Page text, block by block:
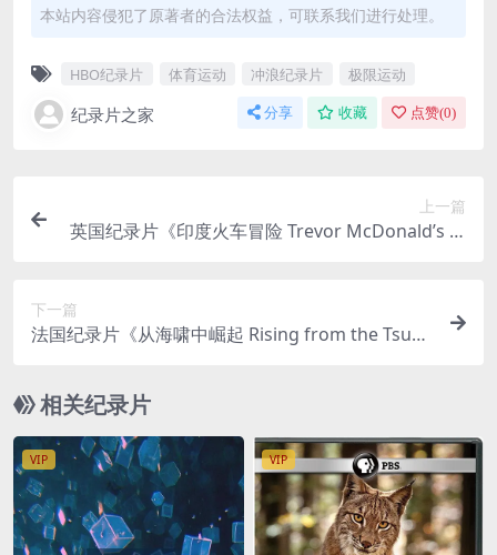
本站内容侵犯了原著者的合法权益，可联系我们进行处理。
HBO纪录片 体育运动 冲浪纪录片 极限运动
纪录片之家 分享 收藏 点赞(0)
上一篇
英国纪录片《印度火车冒险 Trevor McDonald’s In
下一篇
法国纪录片《从海啸中崛起 Rising from the Tsuna
3.05G 日本海啸
相关纪录片
VIP VIP